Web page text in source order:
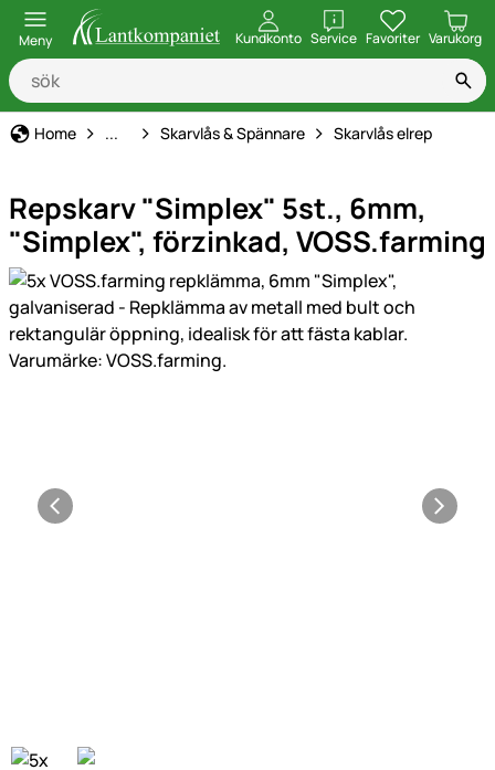
Meny Kundkonto ServiceöppnaFavoriter Varukorg
Home Elstängsel
... Skarvlås & Spännare Skarvlås elrep
Repskarv "Simplex" 5st., 6mm,
"Simplex", förzinkad, VOSS.farming
Produktgaleri